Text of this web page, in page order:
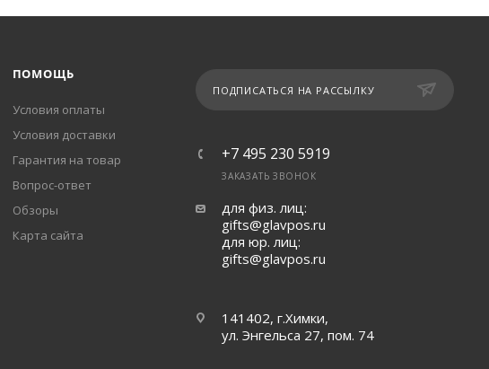
ПОМОЩЬ
Условия оплаты
Условия доставки
Гарантия на товар
Вопрос-ответ
Обзоры
Карта сайта
ПОДПИСАТЬСЯ НА РАССЫЛКУ
+7 495 230 5919
ЗАКАЗАТЬ ЗВОНОК
для физ. лиц:
gifts@glavpos.ru
для юр. лиц:
gifts@glavpos.ru
141402, г.Химки,
ул. Энгельса 27, пом. 74